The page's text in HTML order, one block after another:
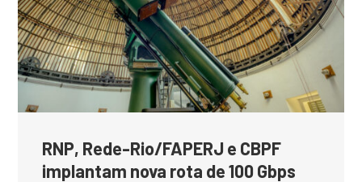
RNP, Rede-Rio/FAPERJ e CBPF
implantam nova rota de 100 Gbps